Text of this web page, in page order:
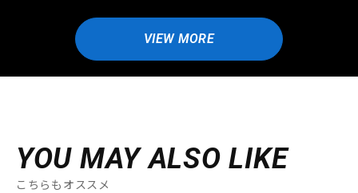
VIEW MORE
YOU MAY ALSO LIKE
こちらもオススメ